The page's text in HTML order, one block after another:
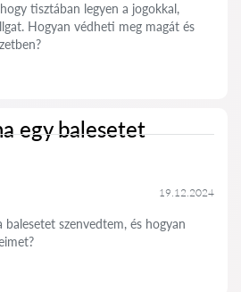
tisztában legyen a jogokkal,
Hogyan védheti meg magát és
egy balesetet
19.12.2024
balesetet szenvedtem, és hogyan